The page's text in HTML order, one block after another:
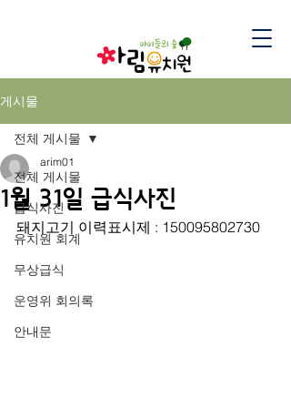
게시물
전체 게시물
급식사진
유치원 회계
무상급식
운영위 회의록
안내문
전체 게시물
1월 31일 급식사진
arim01
돼지고기 이력표시제 : 150095802730